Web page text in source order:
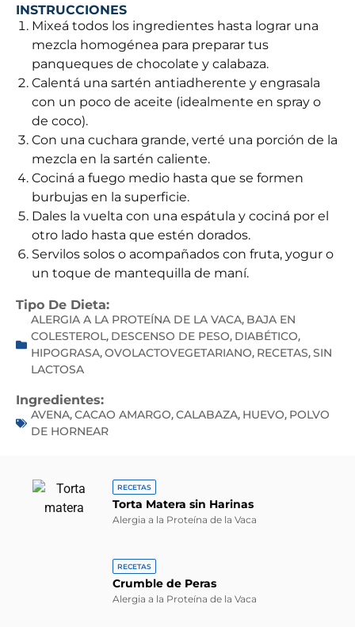
INSTRUCCIONES
Mixeá todos los ingredientes hasta lograr una
mezcla homogénea para preparar tus
panqueques de chocolate y calabaza.
Calentá una sartén antiadherente y engrasala
con un poco de aceite (idealmente en spray o
de coco).
Con una cuchara grande, verté una porción de la
mezcla en la sartén caliente.
Cociná a fuego medio hasta que se formen
burbujas en la superficie.
Dales la vuelta con una espátula y cociná por el
otro lado hasta que estén dorados.
Servilos solos o acompañados con fruta, yogur o
un toque de mantequilla de maní.
Tipo De Dieta:
ALERGIA A LA PROTEÍNA DE LA VACA, BAJA EN
COLESTEROL, DESCENSO DE PESO, DIABÉTICO,
HIPOGRASA,OVOLACTOVEGETARIANO, RECETAS,SIN
LACTOSA
Ingredientes:
AVENA,CACAO AMARGO,CALABAZA, HUEVO, POLVO
DE HORNEAR
RECETAS
Torta Matera sin Harinas
Alergia a la Proteína de la Vaca
RECETAS
Crumble de Peras
Alergia a la Proteína de la Vaca